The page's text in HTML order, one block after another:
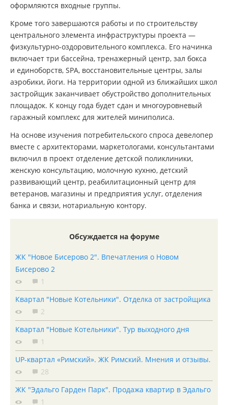
оформляются входные группы.
Кроме того завершаются работы и по строительству
центрального элемента инфраструктуры проекта —
физкультурно-оздоровительного комплекса. Его начинка
включает три бассейна, тренажерный центр, зал бокса
и единоборств, SPA, восстановительные центры, залы
аэробики, йоги. На территории одной из ближайших школ
застройщик заканчивает обустройство дополнительных
площадок. К концу года будет сдан и многоуровневый
гаражный комплекс для жителей миниполиса.
На основе изучения потребительского спроса девелопер
вместе с архитекторами, маркетологами, консультантами
включил в проект отделение детской поликлиники,
женскую консультацию, молочную кухню, детский
развивающий центр, реабилитационный центр для
ветеранов, магазины и предприятия услуг, отделения
банка и связи, нотариальную контору.
Обсуждается на форуме
ЖК "Новое Бисерово 2". Впечатления о Новом
Бисерово 2
1
Квартал "Новые Котельники". Отделка от застройщика
2
Квартал "Новые Котельники". Тур выходного дня
1
UP-квартал «Римский». ЖК Римский. Мнения и отзывы.
28
ЖК "Эдальго Гарден Парк". Продажа квартир в Эдальго
1